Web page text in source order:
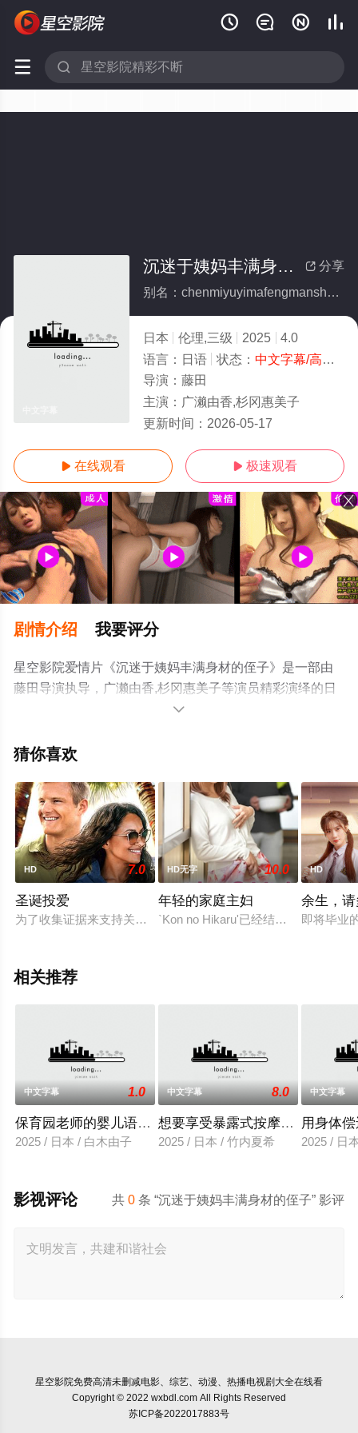
   
 
 分享
沉迷于姨妈丰满身材的侄子
别名：chenmiyuyimafengmanshencaidezhizi
日本 伦理,三级 2025
4.0
语言： 日语 状态： 中文字幕/高清
导演： 藤田
主演： 广濑由香,杉冈惠美子
更新时间： 2026-05-17
 在线观看  极速观看
剧情介绍 我要评分
星空影院爱情片《沉迷于姨妈丰满身材的侄子》是一部由
藤田导演执导，广濑由香,杉冈惠美子等演员精彩演绎的日
本电影，手机免费观看高清无删减完整版电影大全就上星
情网等平台了解。

猜你喜欢
HD 7.0
圣诞投爱
为了收集证据来支持关闭一个位于热带的美国空军基地，一位
HD无字 10.0
年轻的家庭主妇
`Kon no Hikaru'已经结婚两年了。
HD
余生，
即将毕业
相关推荐
中文字幕 1.0
保育园老师的婴儿语让人超兴奋
2025 / 日本 / 白木由子
中文字幕 8.0
想要享受暴露式按摩的已婚女子
2025 / 日本 / 竹内夏希
中文字幕
用身体
2025 / 日
共0 条 “沉迷于姨妈丰满身材的侄子” 影评
影视评论
星空影院免费高清未删减电影、综艺、动漫、热播电视剧大全在线看
Copyright © 2022 wxbdl.com All Rights Reserved
苏ICP备2022017883号